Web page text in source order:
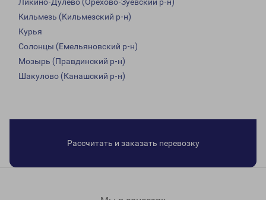
Ликино-Дулево (Орехово-Зуевский р-н)
Кильмезь (Кильмезский р-н)
Курья
Солонцы (Емельяновский р-н)
Мозырь (Правдинский р-н)
Шакулово (Канашский р-н)
Рассчитать и заказать перевозку